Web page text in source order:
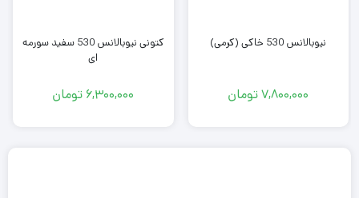
نیوبالانس 530 خاکی (کرمی)
7,800,000تومان
کتونی نیوبالانس 530 سفید سورمه
ای
6,300,000 تومان